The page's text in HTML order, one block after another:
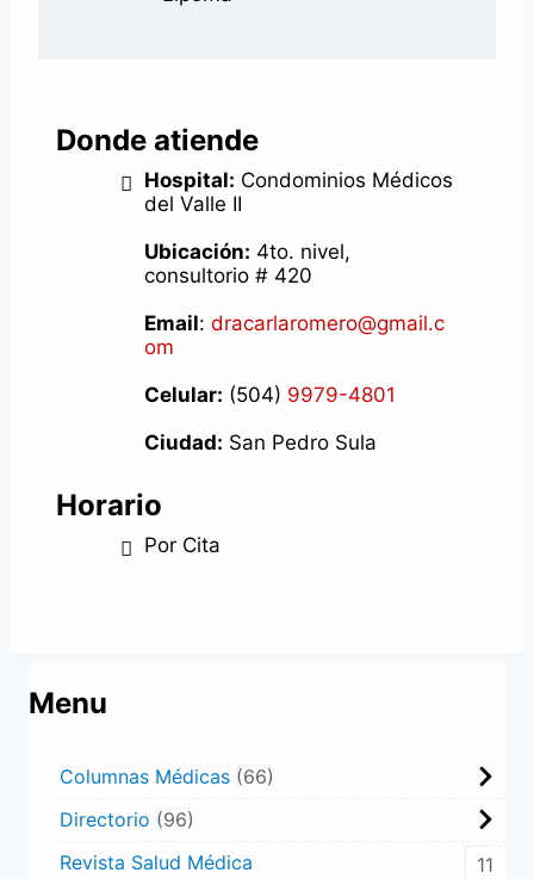
Donde atiende
Hospital: Condominios Médicos
del Valle II
Ubicación: 4to. nivel,
consultorio # 420
Email: dracarlaromero@gmail.c
om
Celular: (504) 9979-4801
Ciudad: San Pedro Sula
Horario
Por Cita
Menu
Columnas Médicas
66
Directorio
96
Revista Salud Médica
11